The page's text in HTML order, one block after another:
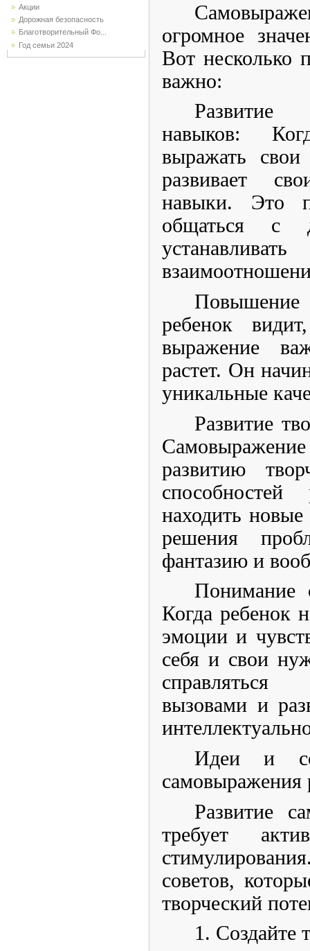
Акции
Дорожная безопасность
Благотворительный Фо...
Год семьи 2024
огромное
Вот несколько
важно:
Развитие
навыков:
выражать
развивает
навыки. Это
общаться с
ребенок
выражение
растет. Он
уникальные
Развитие
развитию
находить
решения
фантазию и
Понимание
Когда ребенок
эмоции и
себя и свои
вызовами и
Идеи и
самовыражения
Развитие
требует
советов,
творческий
1. Создайте